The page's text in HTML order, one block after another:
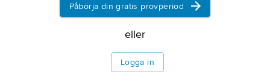
Påbörja din gratis provperiod
eller
Logga in